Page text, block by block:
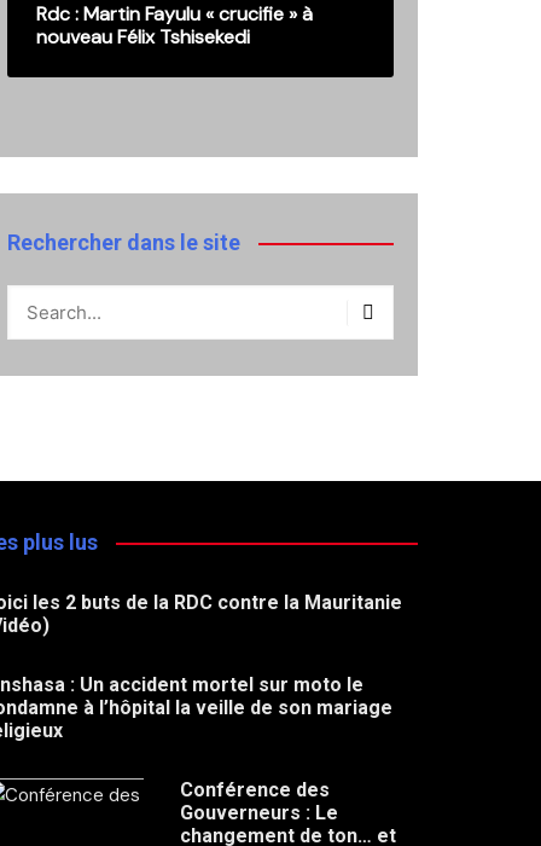
Rdc : Martin Fayulu « crucifie » à
nouveau Félix Tshisekedi
Rechercher dans le site
plus lus
les 2 buts de la RDC contre la Mauritanie
: Un accident mortel sur moto le
à l’hôpital la veille de son mariage
Conférence des
Gouverneurs : Le
changement de ton… et